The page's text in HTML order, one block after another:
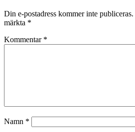
Din e-postadress kommer inte publiceras.
märkta *
Kommentar *
Namn *